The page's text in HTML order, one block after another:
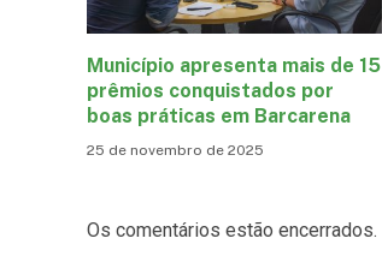
Município apresenta mais de 15
prêmios conquistados por
boas práticas em Barcarena
25 de novembro de 2025
Os comentários estão encerrados.